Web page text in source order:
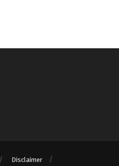
Disclaimer